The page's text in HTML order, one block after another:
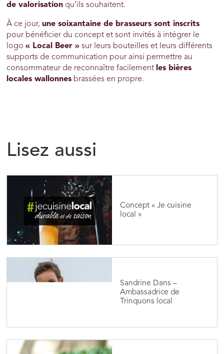
de valorisation qu’ils souhaitent.
À ce jour,une soixantaine de brasseurs sont inscrits
pour bénéficier du concept et sont invités à intégrer le
logo« Local Beer » sur leurs bouteilles et leurs différents
supports de communication pour ainsi permettre au
consommateur de reconnaître facilement les bières
locales wallonnes brassées en propre.
Lisez aussi
Concept « Je cuisine
local »
Sandrine Dans –
Ambassadrice de
Trinquons local